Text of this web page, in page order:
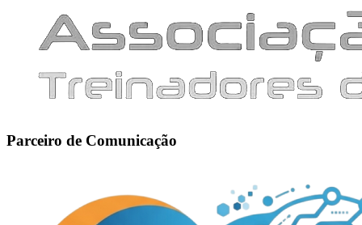
Parceiro de Comunicação